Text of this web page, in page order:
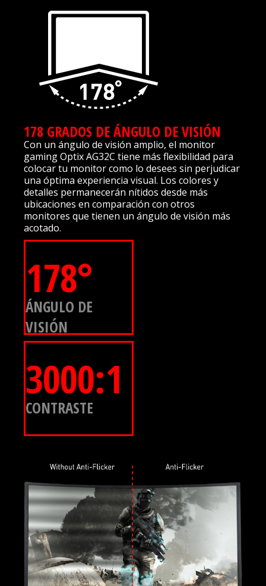
178 GRADOS DE ÁNGULO DE VISIÓN
Con un ángulo de visión amplio, el monitor
gaming Optix AG32C tiene más flexibilidad para
colocar tu monitor como lo desees sin perjudicar
una óptima experiencia visual. Los colores y
detalles permanecerán nítidos desde más
ubicaciones en comparación con otros
monitores que tienen un ángulo de visión más
acotado.
178°
ÁNGULO DE
VISIÓN
3000:1
CONTRASTE